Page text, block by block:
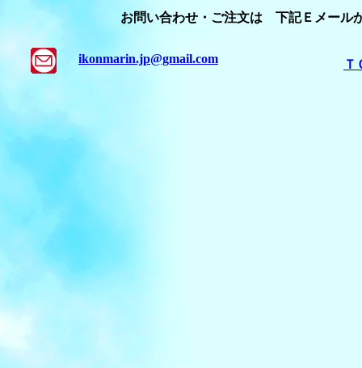
お問い合わせ・ご注文は 下記Ｅメール
ikonmarin.jp@gmail.com Ｔ